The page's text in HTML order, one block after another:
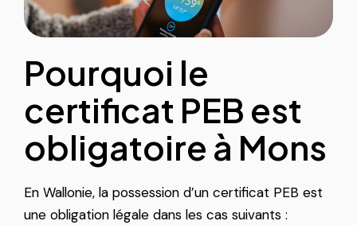
Pourquoi le
certificat PEB est
obligatoire à Mons
En Wallonie, la possession d’un certificat PEB est
une obligation légale dans les cas suivants :